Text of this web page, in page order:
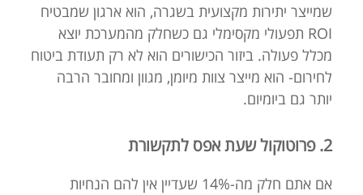
שמייצר יתירות מקצועית בשגרה, הוא ארגון שמבטיח
ROI תפעולי מקסימלי גם כשחלק מהמערכת יוצא
מכלל פעולה. ביזור הכישורים הוא לא רק תעודת ביטוח
לחירום- הוא מייצר צוות מיומן, מגוון ומחובר הרבה
יותר גם ביומיום.
2. פרוטוקול שעת אפס לתקשורת
אם אתם חלק מה-14% שעדיין אין להם הנחיות